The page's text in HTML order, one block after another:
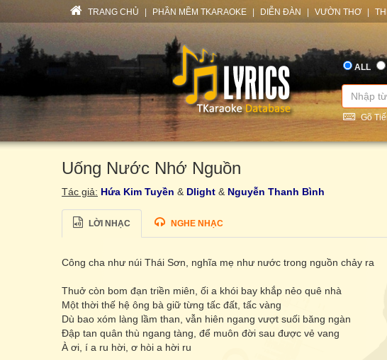
TRANG CHỦ PHẦN MỀM TKARAOKE DIỄN ĐÀN VƯỜN THƠ
ALL
Gõ
Uống Nước Nhớ Nguồn
Tác giả: Hứa Kim Tuyền & Dlight & Nguyễn Thanh Bình
LỜI NHẠC NGHE NHẠC
Công cha như núi Thái Sơn, nghĩa mẹ như nước trong nguồn chảy ra
Thuở còn bom đạn triền miên, ối a khói bay khắp nẻo quê nhà
Một thời thế hệ ông bà giữ từng tấc đất, tấc vàng
Dù bao xóm làng lầm than, vẫn hiên ngang vượt suối băng ngàn
Đập tan quân thù ngang tàng, để muôn đời sau được vẻ vang
À ơi, í a ru hời, ơ hòi a hời ru